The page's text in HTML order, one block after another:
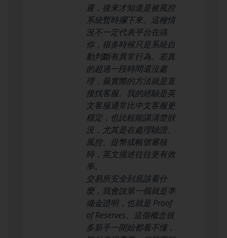
遲，後來才知道是被風控
系統暫時攔下來。這種情
況不一定代表平台在搞
你，很多時候只是系統自
動判斷有異常行為。若真
的超過一段時間還沒處
理，最實際的方法就是直
接找客服。我的經驗是英
文客服通常比中文客服更
穩定，也比較能講清楚狀
況，尤其是在處理驗證、
風控、提幣或帳號審核
時，英文描述往往更有效
率。
交易所安全到底該看什
麼，我會說第一個就是準
備金證明，也就是 Proof
of Reserves。這個概念很
多新手一開始都看不懂，